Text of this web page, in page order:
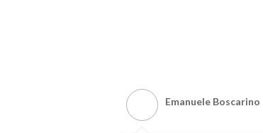
Emanuele Boscarino